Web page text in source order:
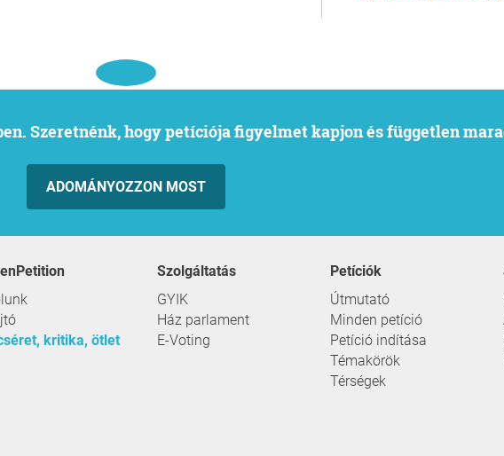
Szeretnénk, hogy petíciója figyelmet kapjon és független
ADOMÁNYOZZON MOST
kritika, ötlet
szolgáltatás
GYIK
Ház parlament
E-Voting
Petíciók
Útmutató
Minden petíció
Petíció indítása
Témakörök
Térségek